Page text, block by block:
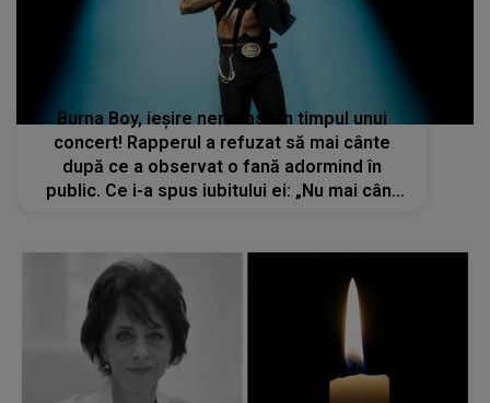
Burna Boy, ieșire nervoasă în timpul unui
concert! Rapperul a refuzat să mai cânte
după ce a observat o fană adormind în
public. Ce i-a spus iubitului ei: „Nu mai cânt